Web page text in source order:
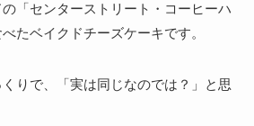
「センターストリート・コーヒーハ
たベイクドチーズケーキです。
りで、「実は同じなのでは？」と思